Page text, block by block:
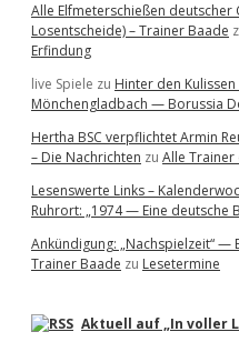
Alle Elfmeterschießen
Losentscheide) – Trainer Baade
Erfindung
live Spiele zu Hinter den
Mönchengladbach — Borussia
Hertha BSC verpflichtet Armin
– Die Nachrichten zu Alle Trainer
Lesenswerte Links –
Ruhrort: „1974 — Eine deutsche
Ankündigung: „Nachspielzeit“ —
Trainer Baade zu Lesetermine
Aktuell auf „In voller